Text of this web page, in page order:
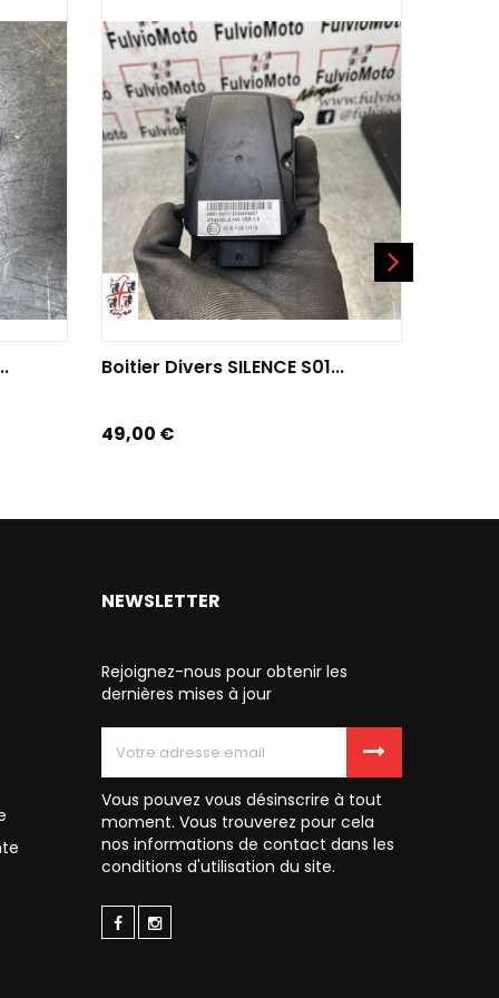
Boitier Divers SILENCE S01...
Prix
49,00 €
NEWSLETTER
Rejoignez-nous pour obtenir les
dernières mises à jour
Vous pouvez vous désinscrire à tout
moment. Vous trouverez pour cela
nos informations de contact dans les
conditions d'utilisation du site.